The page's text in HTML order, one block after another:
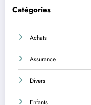
Catégories
Achats
Assurance
Divers
Enfants